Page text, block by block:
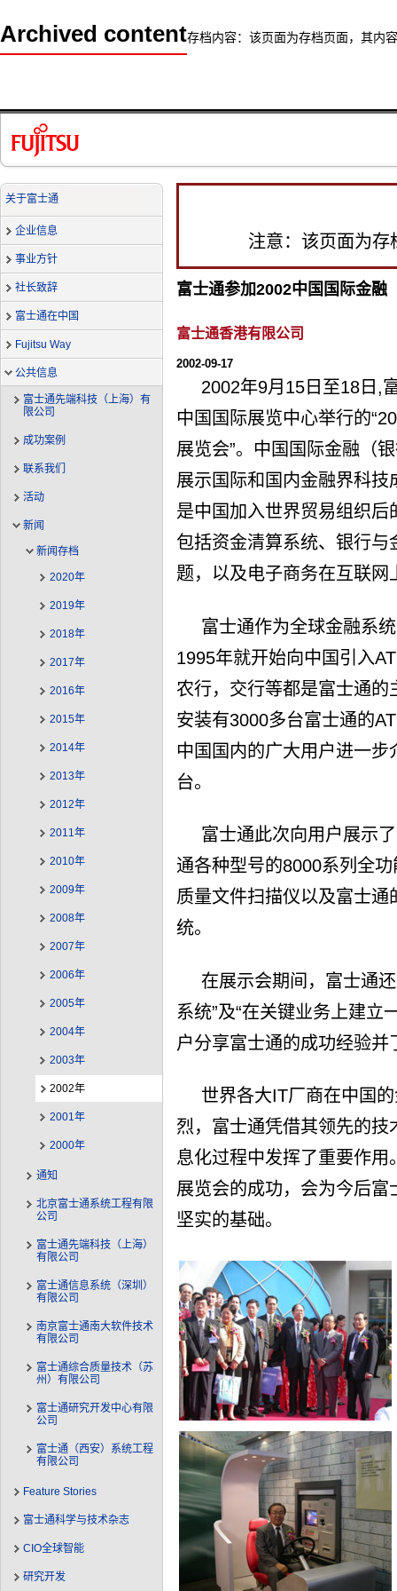
Archived content存档内容：该页面为存档页面，其内
关于富士通
企业信息
事业方针
社长致辞
富士通在中国
Fujitsu Way
公共信息
富士通先端科技（上海）有
限公司
成功案例
联系我们
活动
新闻
新闻存档
2020年
2019年
2018年
2017年
2016年
2015年
2014年
2013年
2012年
2011年
2010年
2009年
2008年
2007年
2006年
2005年
2004年
2003年
2002年
2001年
2000年
通知
北京富士通系统工程有限
公司
富士通先端科技（上海）
有限公司
富士通信息系统（深圳）
有限公司
南京富士通南大软件技术
有限公司
富士通综合质量技术（苏
州）有限公司
富士通研究开发中心有限
公司
富士通（西安）系统工程
有限公司
Feature Stories
富士通科学与技术杂志
CIO全球智能
研究开发
注意：该页面为
富士通参加2002中国国际金融
富士通香港有限公司
2002-09-17
2002年9月15日至18日,
中国国际展览中心举行的
展览会”。中国国际金融（
展示国际和国内金融界科
是中国加入世界贸易组织
包括资金清算系统、银行
题，以及电子商务在互联网
富士通作为全球金融系
1995年就开始向中国引入
农行，交行等都是富士通
安装有3000多台富士通的
中国国内的广大用户进一
台。
富士通此次向用户展示
通各种型号的8000系列全
质量文件扫描仪以及富士
统。
在展示会期间，富士通
系统”及“在关键业务上建立
户分享富士通的成功经验
世界各大IT厂商在中国
烈，富士通凭借其领先的
息化过程中发挥了重要作
展览会的成功，会为今后
坚实的基础。